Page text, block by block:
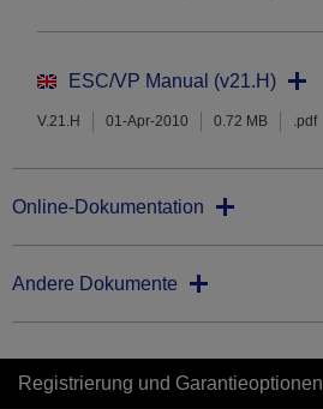
ESC/VP Manual (v21.H)
V.21.H 01-Apr-2010 0.72 MB .pdf
Online-Dokumentation
Andere Dokumente
Registrierung und Garantieoptionen